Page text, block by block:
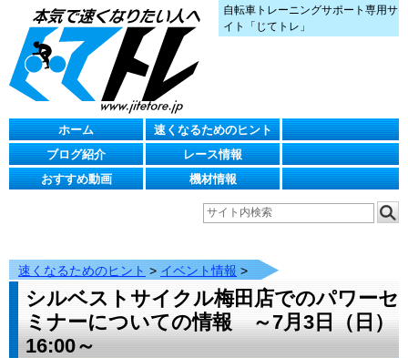
自転車トレーニングサポート専用サ
イト「じてトレ」
ホーム
速くなるためのヒント
ブログ紹介
レース情報
おすすめ動画
機材情報
速くなるためのヒント > イベント情報 >
シルベストサイクル梅田店でのパワーセ
ミナーについての情報 ～7月3日（日）
16:00～